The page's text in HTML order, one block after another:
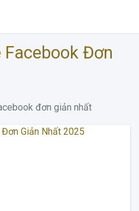
Facebook Đơn
đơn giản nhất